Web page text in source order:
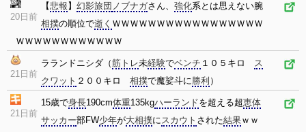
20日前
【悲報 】 幻影旅団 ノブナガさん、 強化系とは思えない腕
相撲の順位で逝く ＷＷＷＷＷＷＷＷＷＷＷＷＷＷＷＷＷ
ＷＷＷＷＷＷＷＷＷＷＷＷ
21日前
ラランドニシダ（筋トレ未経験でベンチ １０５キロ ス
クワット ２００キロ 相撲で魔娑斗に勝利 ）
21日前
15歳で身長190cm体重135kgハーランドを超える超恵体
サッカー部FW少年が大相撲にスカウト された結果ｗｗ